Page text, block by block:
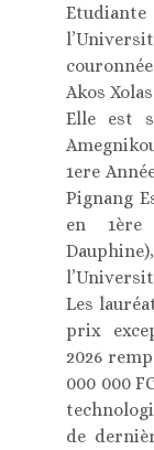
Akos
Elle est
1ere
Pignang
en 1ère
Les
prix
2026
000 000
de